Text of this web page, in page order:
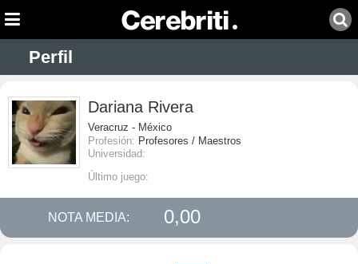
Perfil
Dariana Rivera
Veracruz - México
Profesión: Profesores / Maestros
Universidad:
Último juego:
NOTA MEDIA: 0,00